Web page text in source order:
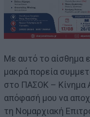
Με αυτό το αίσθημα
μακρά πορεία
στο ΠΑΣΟΚ – Κίνημα
απόφασή μου να
τη Νομαρχιακή